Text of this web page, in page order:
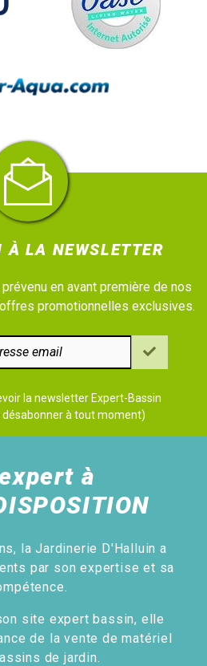
LA NEWSLETTER
en avant première de nos
promotionnelles exclusives.
la newsletter Expert-Bassin
désabonner à tout moment)
à
la Jardinerie D'Halluin a
par son expertise et sa
site expert bassin, elle
de la vente de matériel
de jardin.